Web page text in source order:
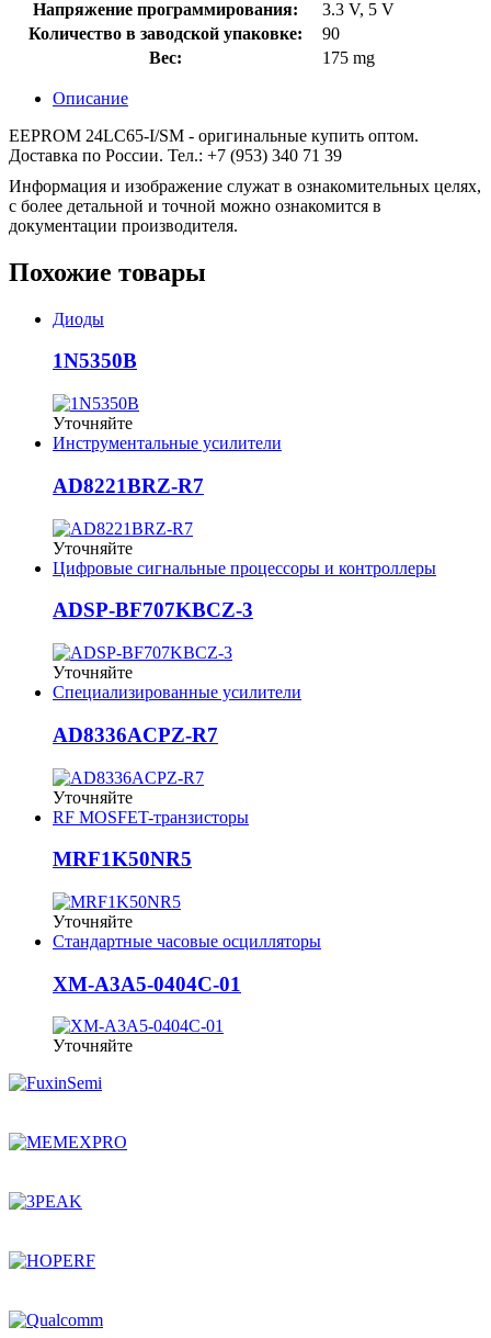
Напряжение программирования:
3.3 V, 5 V
Количество в заводской упаковке:
90
Вес:
175 mg
Описание
EEPROM 24LC65-I/SM - оригинальные купить оптом.
Доставка по России. Тел.: +7 (953) 340 71 39
Информация и изображение служат в ознакомительных целях,
с более детальной и точной можно ознакомится в
документации производителя.
Похожие товары
Диоды
1N5350B
Уточняйте
Инструментальные усилители
AD8221BRZ-R7
Уточняйте
Цифровые сигнальные процессоры и контроллеры
ADSP-BF707KBCZ-3
Уточняйте
Специализированные усилители
AD8336ACPZ-R7
Уточняйте
RF MOSFET-транзисторы
MRF1K50NR5
Уточняйте
Стандартные часовые осцилляторы
XM-A3A5-0404C-01
Уточняйте